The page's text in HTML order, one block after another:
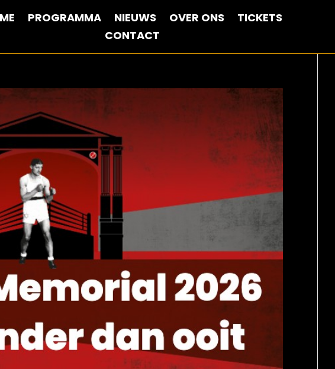
PROGRAMMA NIEUWS OVER ONS
TICKETS
CONTACT